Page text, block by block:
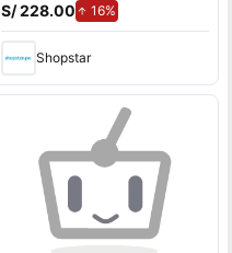
S/ 228.00 16%de aumento.
Shopstar